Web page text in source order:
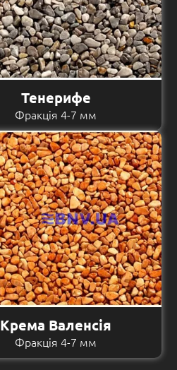
Тенерифе
Фракція 4-7 мм
Крема Валенсія
Фракція 4-7 мм